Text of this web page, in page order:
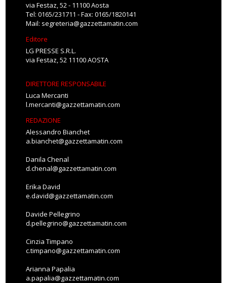
via Festaz, 52 - 11100 Aosta
Tel: 0165/231711 - Fax: 0165/1820141
Mail: segreteria@gazzettamatin.com
Editore
LG PRESSE S.R.L.
via Festaz, 52 11100 AOSTA
DIRETTORE RESPONSABILE
Luca Mercanti
l.mercanti@gazzettamatin.com
REDAZIONE
Alessandro Bianchet
a.bianchet@gazzettamatin.com
Danila Chenal
d.chenal@gazzettamatin.com
Erika David
e.david@gazzettamatin.com
Davide Pellegrino
d.pellegrino@gazzettamatin.com
Cinzia Timpano
c.timpano@gazzettamatin.com
Arianna Papalia
a.papalia@gazzettamatin.com